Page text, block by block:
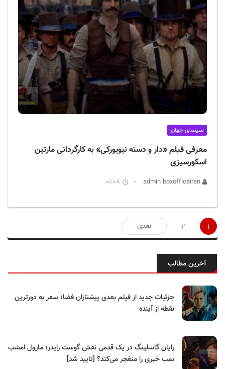
سینمای جهان
معرفی فیلم «دار و دسته نیویورکی» به کارگردانی مارتین
اسکورسیزی
01:08
صفحه‌بندی
نوشته‌ها
1
2 بعدی
آخرین مطالب
جزئیات جدید از فیلم بعدی پیشتازان فضا؛ سفر به دورترین
نقطه از آینده
رایان گاسلینگ در یک قدمی نقش گوست رایدر؛ مارول امشب
بمب خبری را منفجر می‌کند؟ [تایید شد]